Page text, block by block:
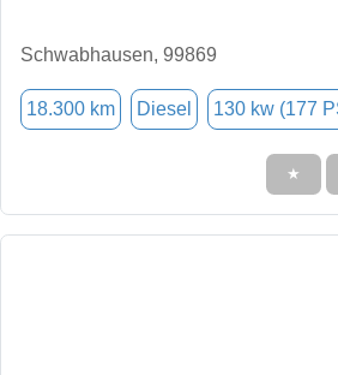
Schwabhausen, 99869
18.300 km Diesel 130 kw (177
★